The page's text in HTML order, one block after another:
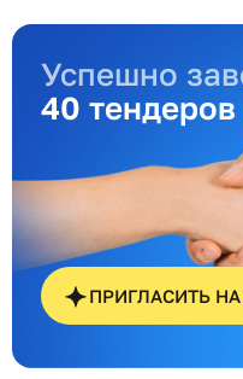
Успешно
40 тендеров
ПРИГЛАСИТЬ